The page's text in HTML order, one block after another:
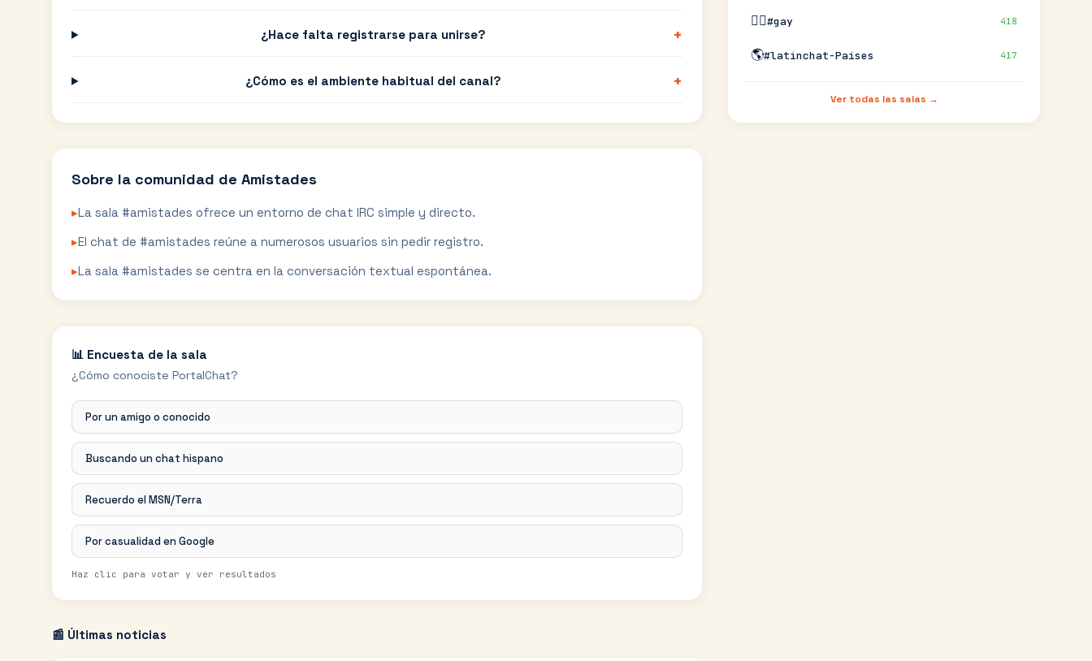
🏳️‍🌈#gay 418
🌎#latinchat-Paises 417
Ver todas las salas →
¿Hace falta registrarse para unirse? +
¿Cómo es el ambiente habitual del canal? +
Sobre la comunidad de Amistades
▸La sala #amistades ofrece un entorno de chat IRC simple y directo.
▸El chat de #amistades reúne a numerosos usuarios sin pedir registro.
▸La sala #amistades se centra en la conversación textual espontánea.
📊 Encuesta de la sala
¿Cómo conociste PortalChat?
Por un amigo o conocido
Buscando un chat hispano
Recuerdo el MSN/Terra
Por casualidad en Google
Haz clic para votar y ver resultados
📰 Últimas noticias